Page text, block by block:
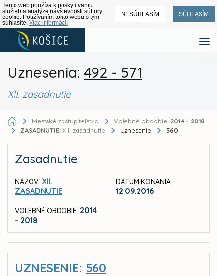
Tento web používa k poskytovaniu
služieb a analýze návštevnosti súbory
cookie. Používaním tohto webu s tým
súhlasíte. Viac informácií
NESÚHLASÍM SÚHLASÍM
Uznesenia: 492 - 571
XII. zasadnutie
Mestské zastupiteľstvo Volebné obdobie: 2014 - 2018
ZASADNUTIE: XII. zasadnutie Uznesenie 560
Zasadnutie
NÁZOV: XII.
ZASADNUTIE
VOLEBNÉ OBDOBIE: 2014
- 2018
DÁTUM KONANIA:
12.09.2016
UZNESENIE: 560